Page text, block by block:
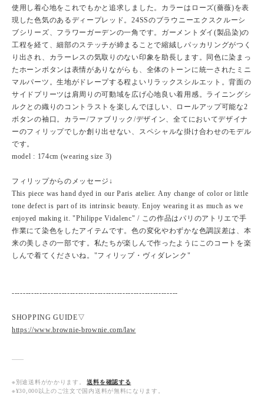
使用し着心地をこれでもかと追求しました。カラーはローズ(薔薇)を表
現した色気のあるディープレッド。24SSのブラウニーエクスクルーシ
ブシリーズ、フラワーガーデンの一角です。ガーメントダイ(製品染)の
工程を経て、細部のステッチが締まることで縮絨しパッカリングがつく
り出され、カラーレスの気取りのない印象を助長します。同色に染まっ
たホーンボタンは表情がありながらも、全体のトーンに統一されたミニ
マルパーツ。生地がドレープする程よいリラックスシルエット。背面の
サイドプリーツは肩周りの可動域を広げ心地良い着用感。ライニングシ
ルクとの織りのコントラストを楽しんでほしい、ロールアップ可能な2
ボタンの袖口。カラー/ファブリック/デザイン、全てにおいてデザイナ
ーのフィリップでしか創り出せない、スペシャルな掛け合わせのモデル
です。
model : 174cm (wearing size 3)
フィリップからのメッセージ↓
This piece was hand dyed in our Paris atelier. Any change of color or little
tone defect is part of its intrinsic beauty. Enjoy wearing it as much as we
enjoyed making it. "Philippe Vidalenc" / この作品はパリのアトリエで手
作業にて染色をしたアイテムです。色の変化やわずかな色調誤差は、本
来の美しさの一部です。私たちが楽しんで作ったようにこのコートを楽
しんで着てくださいね。"フィリップ・ヴィダレンク"
------------------------------------------------------------
SHOPPING GUIDE▽
https://www.brownie-brownie.com/law
※別途送料がかかります。
送料を確認する
※¥30,000以上のご注文で国内送料が無料になります。